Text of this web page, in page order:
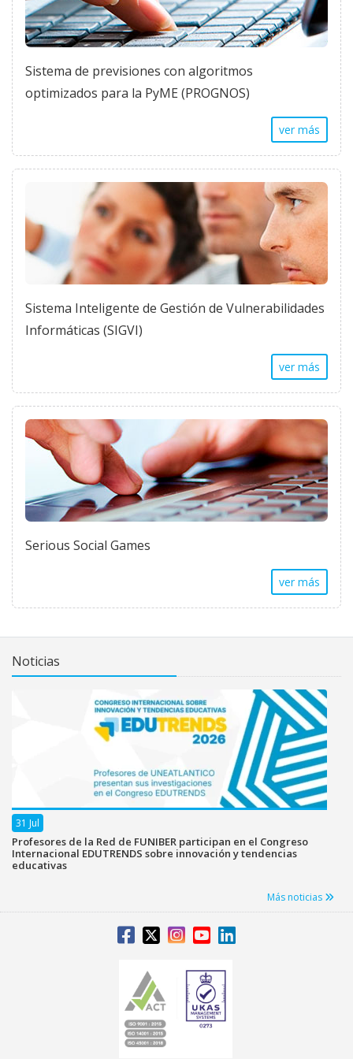
Sistema de previsiones con algoritmos
optimizados para la PyME (PROGNOS)
ver más
Sistema Inteligente de Gestión de Vulnerabilidades
Informáticas (SIGVI)
ver más
Serious Social Games
ver más
Noticias
31 Jul
Profesores de la Red de FUNIBER participan en el Congreso
Internacional EDUTRENDS sobre innovación y tendencias
educativas
Más noticias